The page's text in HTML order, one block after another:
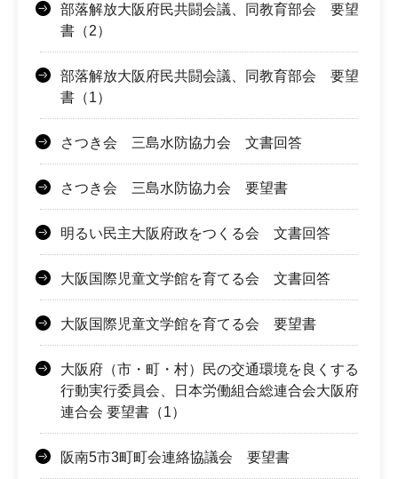
部落解放大阪府民共闘会議、同教育部会 要望
書（2）
部落解放大阪府民共闘会議、同教育部会 要望
書（1）
さつき会 三島水防協力会 文書回答
さつき会 三島水防協力会 要望書
明るい民主大阪府政をつくる会 文書回答
大阪国際児童文学館を育てる会 文書回答
大阪国際児童文学館を育てる会 要望書
大阪府（市・町・村）民の交通環境を良くする
行動実行委員会、日本労働組合総連合会大阪府
連合会 要望書（1）
阪南5市3町町会連絡協議会 要望書